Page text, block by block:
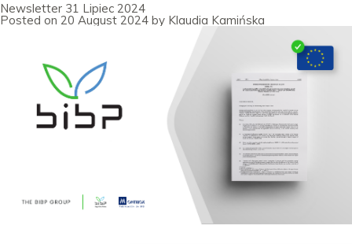
Newsletter 31 Lipiec 2024
Posted on 20 August 2024 by Klaudia Kamińska